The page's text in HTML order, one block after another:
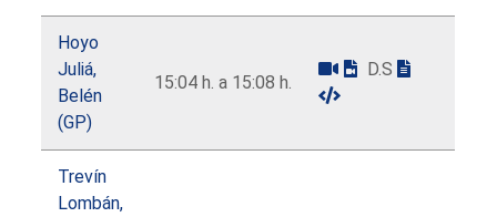
Hoyo
Juliá,
Belén
(GP)
15:04 h. a 15:08 h.
D.S
Trevín
Lombán,